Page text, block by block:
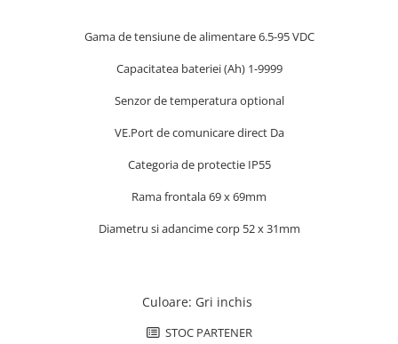
Convertoare de tensiune
Sisteme de stocare energie
Sisteme de Stocare Comerciale
Sisteme fotovoltaice complete
Sisteme fotovoltaice profesionale
Pachete sisteme fotovoltaice
Gama de tensiune de alimentare 6.5-95 VDC
Capacitatea bateriei (Ah) 1-9999
Senzor de temperatura optional
VE.Port de comunicare direct Da
Categoria de protectie IP55
Rama frontala 69 x 69mm
Diametru si adancime corp 52 x 31mm
Culoare: Gri inchis
STOC PARTENER